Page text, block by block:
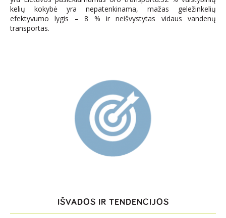
kelių kokybė yra nepatenkinama, mažas geležinkelių
efektyvumo lygis – 8 % ir neišvystytas vidaus vandenų
transportas.
IŠVADOS IR TENDENCIJOS